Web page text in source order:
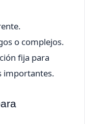
o complejos.
fija para
importantes.